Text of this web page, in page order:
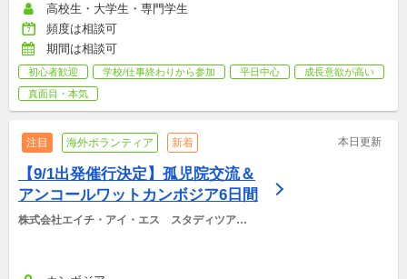
高校生・大学生・専門学生
頻度は相談可
期間は相談可
初心者歓迎 学校/仕事終わりから参加 平日中心
成長意欲が高い
真面目・本気
注目 海外ボランティア 新着 本日更新
【9/1出発催行決定】孤児院交流＆
アンコールワットカンボジア6日間
株式会社エイチ・アイ・エス　スタディツアー